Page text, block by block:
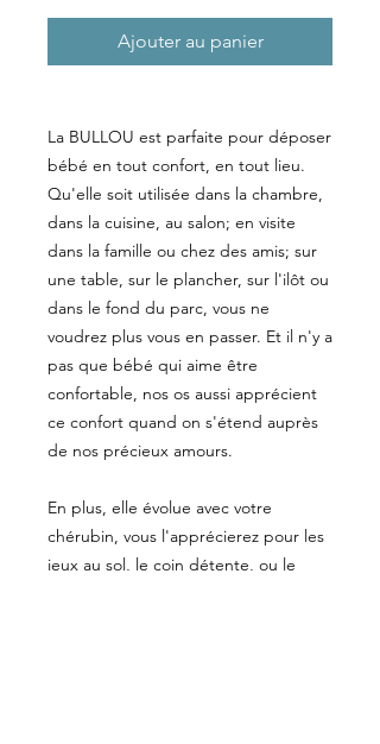
Ajouter au panier
La BULLOU est parfaite pour déposer
bébé en tout confort, en tout lieu.
Qu'elle soit utilisée dans la chambre,
dans la cuisine, au salon; en visite
dans la famille ou chez des amis; sur
une table, sur le plancher, sur l'ilôt ou
dans le fond du parc, vous ne
voudrez plus vous en passer. Et il n'y a
pas que bébé qui aime être
confortable, nos os aussi apprécient
ce confort quand on s'étend auprès
de nos précieux amours.
En plus, elle évolue avec votre
chérubin, vous l'apprécierez pour les
jeux au sol, le coin détente, ou le